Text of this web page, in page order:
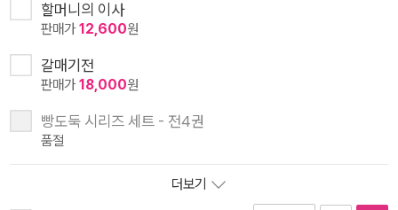
할머니의 이사
판매가12,600원
갈매기전
판매가18,000원
빵도둑 시리즈 세트 - 전4권
품절
더보기